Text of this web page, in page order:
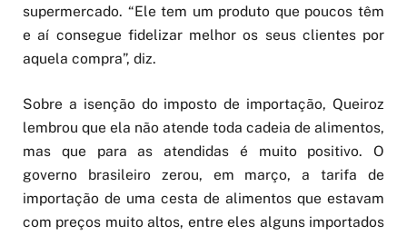
supermercado. “Ele tem um produto que poucos têm
e aí consegue fidelizar melhor os seus clientes por
aquela compra”, diz.
Sobre a isenção do imposto de importação, Queiroz
lembrou que ela não atende toda cadeia de alimentos,
mas que para as atendidas é muito positivo. O
governo brasileiro zerou, em março, a tarifa de
importação de uma cesta de alimentos que estavam
com preços muito altos, entre eles alguns importados